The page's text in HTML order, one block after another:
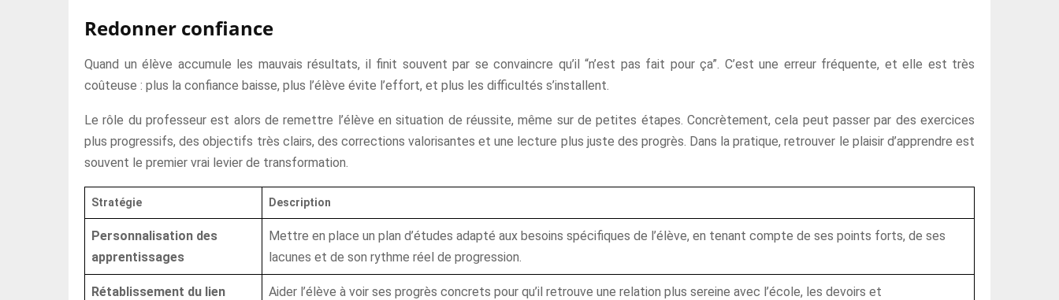
Redonner confiance
Quand un élève accumule les mauvais résultats, il finit souvent par se convaincre qu’il “n’est pas fait pour ça”. C’est une erreur fréquente, et elle est très
coûteuse : plus la confiance baisse, plus l’élève évite l’effort, et plus les difficultés s’installent.
Le rôle du professeur est alors de remettre l’élève en situation de réussite, même sur de petites étapes. Concrètement, cela peut passer par des exercices
plus progressifs, des objectifs très clairs, des corrections valorisantes et une lecture plus juste des progrès. Dans la pratique, retrouver le plaisir d’apprendre est
souvent le premier vrai levier de transformation.
Stratégie Description
Personnalisation des
apprentissages
Mettre en place un plan d’études adapté aux besoins spécifiques de l’élève, en tenant compte de ses points forts, de ses
lacunes et de son rythme réel de progression.
Rétablissement du lien
Aider l’élève à voir ses progrès concrets pour qu’il retrouve une relation plus sereine avec l’école, les devoirs et